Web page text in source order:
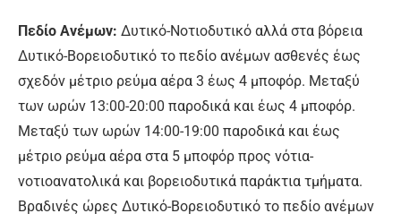
Πεδίο Ανέμων: Δυτικό-Νοτιοδυτικό αλλά στα βόρεια
Δυτικό-Βορειοδυτικό το πεδίο ανέμων ασθενές έως
σχεδόν μέτριο ρεύμα αέρα 3 έως 4 μποφόρ. Μεταξύ
των ωρών 13:00-20:00 παροδικά και έως 4 μποφόρ.
Μεταξύ των ωρών 14:00-19:00 παροδικά και έως
μέτριο ρεύμα αέρα στα 5 μποφόρ προς νότια-
νοτιοανατολικά και βορειοδυτικά παράκτια τμήματα.
Βραδινές ώρες Δυτικό-Βορειοδυτικό το πεδίο ανέμων